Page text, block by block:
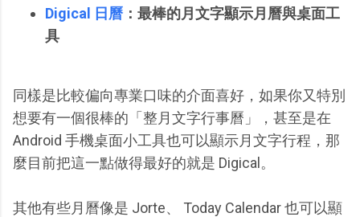
Digical 日曆 ：最棒的月文字顯示月曆與桌面工
具
同樣是比較偏向專業口味的介面喜好，如果你又特別
想要有一個很棒的「整月文字行事曆」，甚至是在
Android 手機桌面小工具也可以顯示月文字行程，那
麼目前把這一點做得最好的就是 Digical。
其他有些月曆像是 Jorte、 Today Calendar 也可以顯